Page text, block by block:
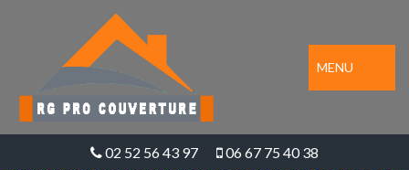
MENU
02 52 56 43 97 06 67 75 40 38